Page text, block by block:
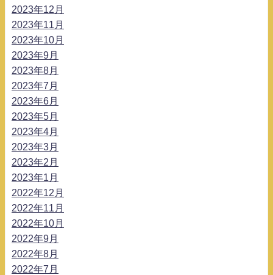
2023年12月
2023年11月
2023年10月
2023年9月
2023年8月
2023年7月
2023年6月
2023年5月
2023年4月
2023年3月
2023年2月
2023年1月
2022年12月
2022年11月
2022年10月
2022年9月
2022年8月
2022年7月